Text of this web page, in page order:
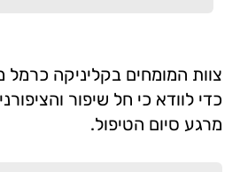
צוות המומחים בקליניקה
מרגע סיום הטיפול.